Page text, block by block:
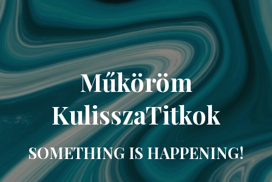
Műköröm
KulisszaTitkok
SOMETHING IS HAPPENING!